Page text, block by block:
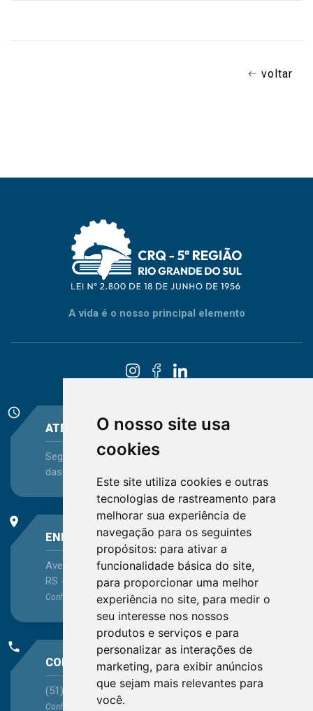
O nosso site usa
cookies
Este site utiliza cookies e outras
tecnologias de rastreamento para
melhorar sua experiência de
navegação para os seguintes
propósitos: para ativar a
funcionalidade básica do site,
para proporcionar uma melhor
experiência no site, para medir o
seu interesse nos nossos
produtos e serviços e para
personalizar as interações de
marketing, para exibir anúncios
que sejam mais relevantes para
você.
voltar
A vida é o nosso principal elemento
schedule
ATENDIMENTO
Segunda-feira a Sexta-feira - das 08:30 às 12:15 e
das 13:30 às 16:45
place
ENDEREÇO
Avenida Itaqui, 45, Bairro Petrópolis, Porto Alegre -
RS - CEP 90460-140
Confira as demaislocalizações no Estado
phone
CONTATO
(51) 3330-5659
Confira os e-mailsaqui